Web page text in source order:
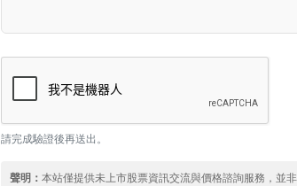
請完成驗證後再送出。
聲明：本站僅提供未上市股票資訊交流與價格諮詢服務，並